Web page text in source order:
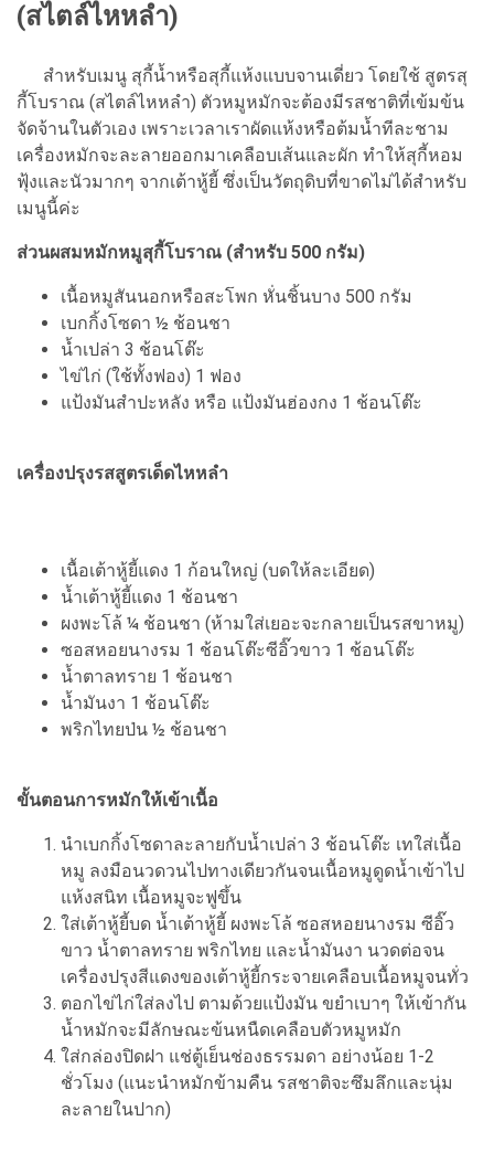
(สไตล์ไหหลำ)
สำหรับเมนู สุกี้น้ำหรือสุกี้แห้งแบบจานเดี่ยว โดยใช้ สูตรสุ
กี้โบราณ (สไตล์ไหหลำ) ตัวหมูหมักจะต้องมีรสชาติที่เข้มข้น
จัดจ้านในตัวเอง เพราะเวลาเราผัดแห้งหรือต้มน้ำทีละชาม
เครื่องหมักจะละลายออกมาเคลือบเส้นและผัก ทำให้สุกี้หอม
ฟุ้งและนัวมากๆ จากเต้าหู้ยี้ ซึ่งเป็นวัตถุดิบที่ขาดไม่ได้สำหรับ
เมนูนี้ค่ะ
ส่วนผสมหมักหมูสุกี้โบราณ (สำหรับ 500 กรัม)
เนื้อหมูสันนอกหรือสะโพก หั่นชิ้นบาง 500 กรัม
เบกกิ้งโซดา ½ ช้อนชา
น้ำเปล่า 3 ช้อนโต๊ะ
ไข่ไก่ (ใช้ทั้งฟอง) 1 ฟอง
แป้งมันสำปะหลัง หรือ แป้งมันฮ่องกง 1 ช้อนโต๊ะ
เครื่องปรุงรสสูตรเด็ดไหหลำ
เนื้อเต้าหู้ยี้แดง 1 ก้อนใหญ่ (บดให้ละเอียด)
น้ำเต้าหู้ยี้แดง 1 ช้อนชา
ผงพะโล้ ¼ ช้อนชา (ห้ามใส่เยอะจะกลายเป็นรสขาหมู)
ซอสหอยนางรม 1 ช้อนโต๊ะซีอิ๊วขาว 1 ช้อนโต๊ะ
น้ำตาลทราย 1 ช้อนชา
น้ำมันงา 1 ช้อนโต๊ะ
พริกไทยป่น ½ ช้อนชา
ขั้นตอนการหมักให้เข้าเนื้อ
นำเบกกิ้งโซดาละลายกับน้ำเปล่า 3 ช้อนโต๊ะ เทใส่เนื้อ
หมู ลงมือนวดวนไปทางเดียวกันจนเนื้อหมูดูดน้ำเข้าไป
แห้งสนิท เนื้อหมูจะฟูขึ้น
ใส่เต้าหู้ยี้บด น้ำเต้าหู้ยี้ ผงพะโล้ ซอสหอยนางรม ซีอิ๊ว
ขาว น้ำตาลทราย พริกไทย และน้ำมันงา นวดต่อจน
เครื่องปรุงสีแดงของเต้าหู้ยี้กระจายเคลือบเนื้อหมูจนทั่ว
ตอกไข่ไก่ใส่ลงไป ตามด้วยแป้งมัน ขยำเบาๆ ให้เข้ากัน
น้ำหมักจะมีลักษณะข้นหนืดเคลือบตัวหมูหมัก
ใส่กล่องปิดฝา แช่ตู้เย็นช่องธรรมดา อย่างน้อย 1-2
ชั่วโมง (แนะนำหมักข้ามคืน รสชาติจะซึมลึกและนุ่ม
ละลายในปาก)